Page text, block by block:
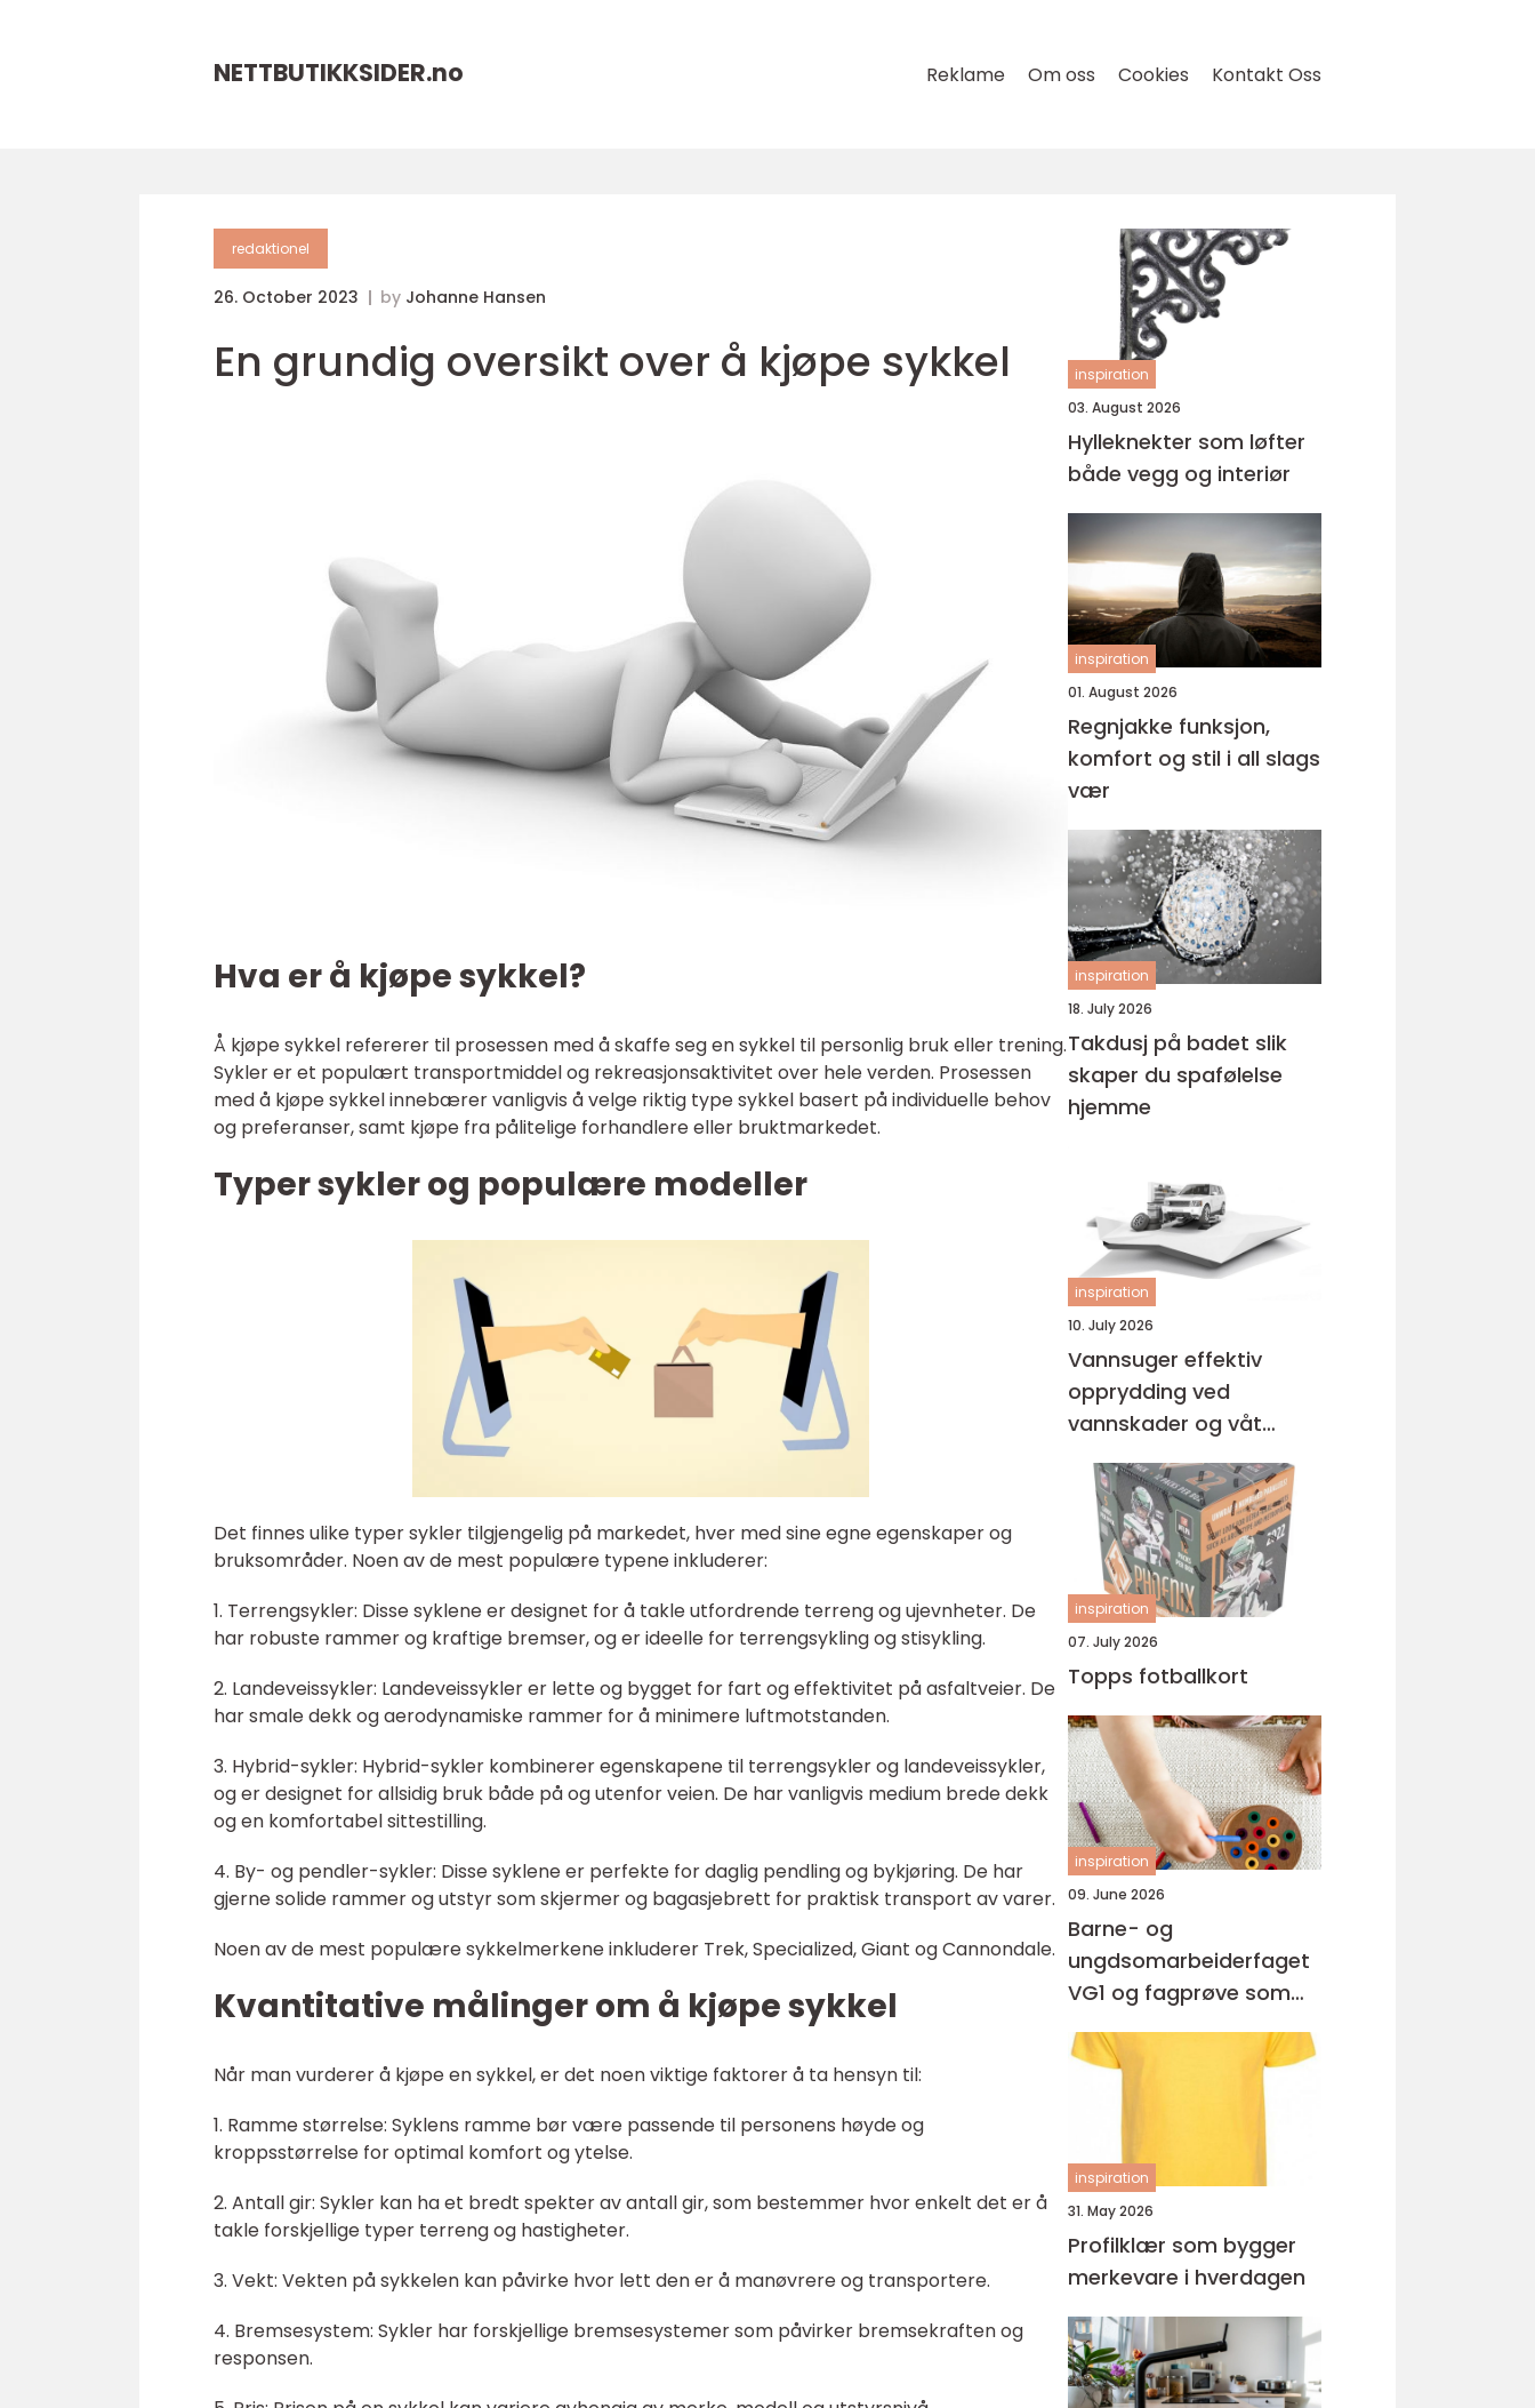
NETTBUTIKKSIDER.no Reklame Om oss Cookies Kontakt Oss
redaktionel
26. October 2023 by Johanne Hansen
En grundig oversikt over å kjøpe sykkel
Hva er å kjøpe sykkel?
Å kjøpe sykkel refererer til prosessen med å skaffe seg en sykkel til personlig bruk eller trening.
Sykler er et populært transportmiddel og rekreasjonsaktivitet over hele verden. Prosessen
med å kjøpe sykkel innebærer vanligvis å velge riktig type sykkel basert på individuelle behov
og preferanser, samt kjøpe fra pålitelige forhandlere eller bruktmarkedet.
Typer sykler og populære modeller
Det finnes ulike typer sykler tilgjengelig på markedet, hver med sine egne egenskaper og
bruksområder. Noen av de mest populære typene inkluderer:
1. Terrengsykler: Disse syklene er designet for å takle utfordrende terreng og ujevnheter. De
har robuste rammer og kraftige bremser, og er ideelle for terrengsykling og stisykling.
2. Landeveissykler: Landeveissykler er lette og bygget for fart og effektivitet på asfaltveier. De
har smale dekk og aerodynamiske rammer for å minimere luftmotstanden.
3. Hybrid-sykler: Hybrid-sykler kombinerer egenskapene til terrengsykler og landeveissykler,
og er designet for allsidig bruk både på og utenfor veien. De har vanligvis medium brede dekk
og en komfortabel sittestilling.
4. By- og pendler-sykler: Disse syklene er perfekte for daglig pendling og bykjøring. De har
gjerne solide rammer og utstyr som skjermer og bagasjebrett for praktisk transport av varer.
Noen av de mest populære sykkelmerkene inkluderer Trek, Specialized, Giant og Cannondale.
Kvantitative målinger om å kjøpe sykkel
Når man vurderer å kjøpe en sykkel, er det noen viktige faktorer å ta hensyn til:
1. Ramme størrelse: Syklens ramme bør være passende til personens høyde og
kroppsstørrelse for optimal komfort og ytelse.
2. Antall gir: Sykler kan ha et bredt spekter av antall gir, som bestemmer hvor enkelt det er å
takle forskjellige typer terreng og hastigheter.
3. Vekt: Vekten på sykkelen kan påvirke hvor lett den er å manøvrere og transportere.
4. Bremsesystem: Sykler har forskjellige bremsesystemer som påvirker bremsekraften og
responsen.
inspiration
03. August 2026
Hylleknekter som løfter
både vegg og interiør
inspiration
01. August 2026
Regnjakke funksjon,
komfort og stil i all slags
vær
inspiration
18. July 2026
Takdusj på badet slik
skaper du spafølelse
hjemme
inspiration
10. July 2026
Vannsuger effektiv
opprydding ved
vannskader og våt
rengjøring
inspiration
07. July 2026
Topps fotballkort
inspiration
09. June 2026
Barne- og
ungdsomarbeiderfaget
VG1 og fagprøve som
barne- og
ungdomsarbeider –
inspiration
31. May 2026
Profilklær som bygger
merkevare i hverdagen